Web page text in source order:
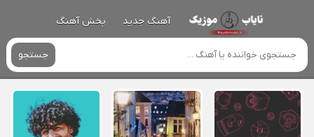
آهنگ جدید پخش آهنگ
جستجو